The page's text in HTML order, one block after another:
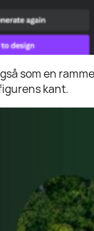
som en
kant.